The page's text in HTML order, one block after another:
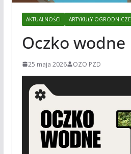
AKTUALNOŚCI ARTYKUŁY OGRODNICZE
Oczko wodne
25 maja 2026 OZO PZD